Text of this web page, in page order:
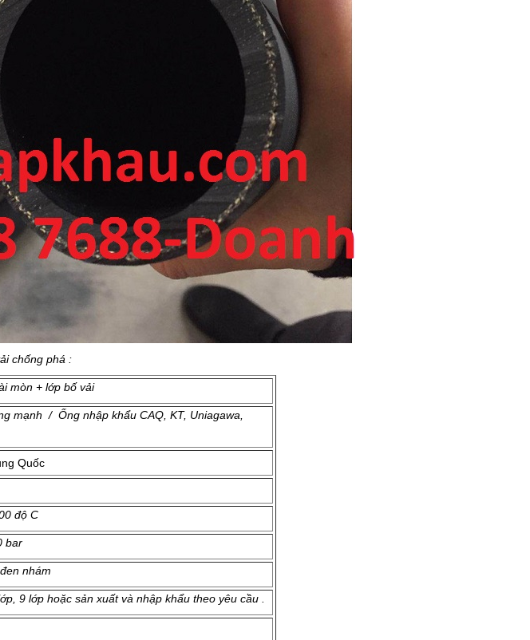
chống phá :
mòn + lớp bố vải
mạnh / Ống nhập khẩu CAQ, KT, Uniagawa,
Quốc
độ C
bar
nhám
9 lớp hoặc sản xuất và nhập khẩu theo yêu cầu .